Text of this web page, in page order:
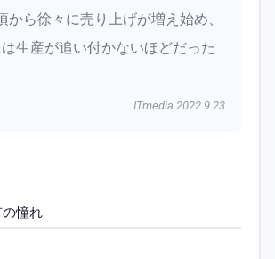
から徐々に売り上げが増え始め、
生産が追い付かないほどだった
ITmedia 2022.9.23
憧れ